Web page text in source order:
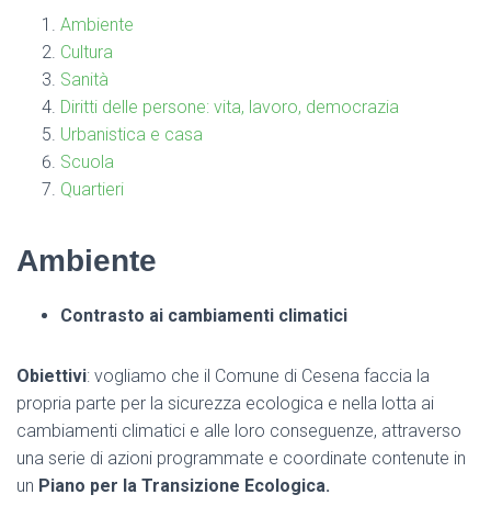
Ambiente
Cultura
Sanità
Diritti delle persone: vita, lavoro, democrazia
Urbanistica e casa
Scuola
Quartieri
Ambiente
Contrasto ai cambiamenti climatici
Obiettivi: vogliamo che il Comune di Cesena faccia la
propria parte per la sicurezza ecologica e nella lotta ai
cambiamenti climatici e alle loro conseguenze, attraverso
una serie di azioni programmate e coordinate contenute in
un Piano per la Transizione Ecologica.